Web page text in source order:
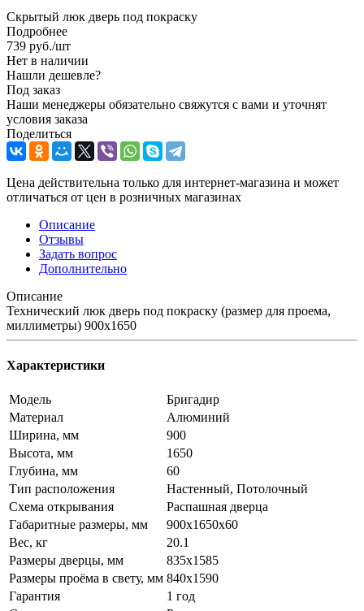
Скрытый люк дверь под покраску
Подробнее
739 руб./шт
Нет в наличии
Нашли дешевле?
Под заказ
Наши менеджеры обязательно свяжутся с вами и уточнят
условия заказа
Поделиться
Цена действительна только для интернет-магазина и может
отличаться от цен в розничных магазинах
Описание
Отзывы
Задать вопрос
Дополнительно
Описание
Технический люк дверь под покраску (размер для проема,
миллиметры) 900x1650
Характеристики
Модель
Бригадир
Материал
Алюминий
Ширина, мм
900
Высота, мм
1650
Глубина, мм
60
Тип расположения
Настенный, Потолочный
Схема открывания
Распашная дверца
Габаритные размеры, мм
900х1650х60
Вес, кг
20.1
Размеры дверцы, мм
835х1585
Размеры проёма в свету, мм 840х1590
Гарантия
1 год